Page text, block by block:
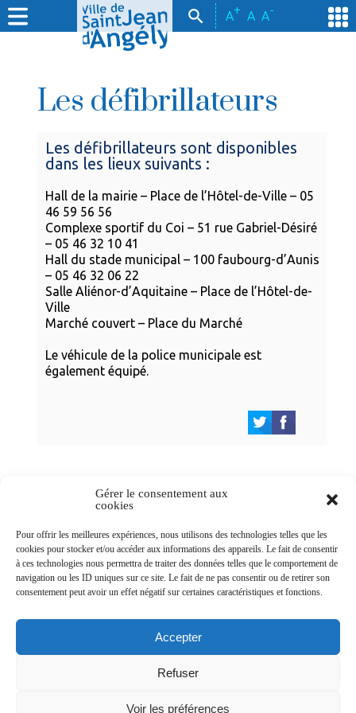
Gérer le consentement aux
cookies
Pour offrir les meilleures expériences, nous utilisons des technologies telles que les
cookies pour stocker et/ou accéder aux informations des appareils. Le fait de consentir
à ces technologies nous permettra de traiter des données telles que le comportement de
navigation ou les ID uniques sur ce site. Le fait de ne pas consentir ou de retirer son
consentement peut avoir un effet négatif sur certaines caractéristiques et fonctions.
Accepter
Refuser
Voir les préférences
A+ A A-
Les défibrillateurs
Les défibrillateurs sont disponibles
dans les lieux suivants :
Hall de la mairie – Place de l’Hôtel-de-Ville – 05
46 59 56 56
Complexe sportif du Coi – 51 rue Gabriel-Désiré
– 05 46 32 10 41
Hall du stade municipal – 100 faubourg-d’Aunis
– 05 46 32 06 22
Salle Aliénor-d’Aquitaine – Place de l’Hôtel-de-
Ville
Marché couvert – Place du Marché
Le véhicule de la police municipale est
également équipé.
Newsletters
Abonnez-vous à la newsletter
>
© Ville de Saint-Jean-d'Angély 2026